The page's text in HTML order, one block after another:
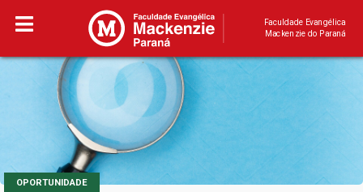
Faculdade Evangélica
Mackenzie do Paraná
OPORTUNIDADE